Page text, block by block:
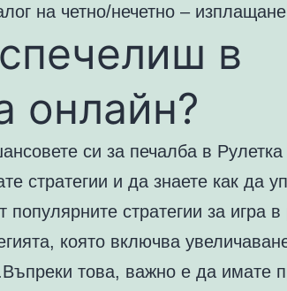
на четно/нечетно –
в
онлайн?
си за печалба в
стратегии и да знаете как да
популярните стратегии за игра в
която включва
това, важно е да имате